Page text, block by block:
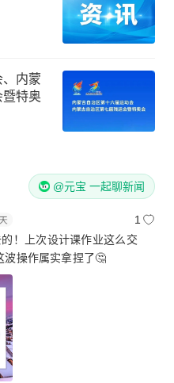
内蒙
特奥
@元宝 一起聊新闻
1
！上次设计课作业这么交
波操作属实拿捏了🤔